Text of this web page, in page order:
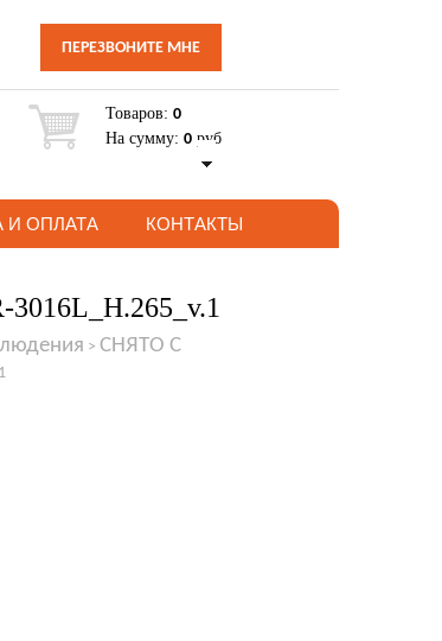
ПЕРЕЗВОНИТЕ МНЕ
Товаров: 0
На сумму: 0 руб
И ОПЛАТА КОНТАКТЫ
> СНЯТО С